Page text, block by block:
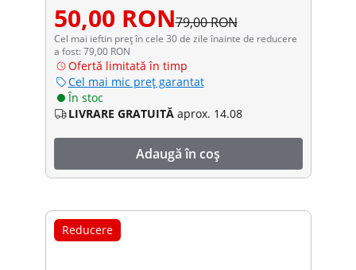
50,00 RON79,00 RON
Cel mai ieftin preț în cele 30 de zile înainte de reducere
a fost: 79,00 RON
Ofertă limitată în timp
Cel mai mic preț garantat
În stoc
LIVRARE GRATUITĂ aprox. 14.08
Adaugă în coș
Reducere